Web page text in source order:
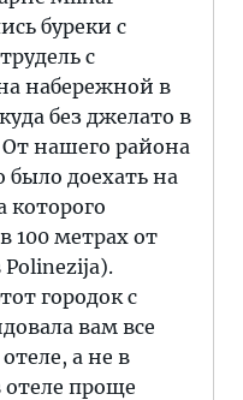
буреки с
с
набережной в
без джелато в
нашего района
доехать на
которого
100 метрах от
городок с
вам все
а не в
отеле проще